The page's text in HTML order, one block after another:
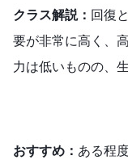
クラス解説： 回復
要が非常に高く、
力は低いものの、
おすすめ： ある程